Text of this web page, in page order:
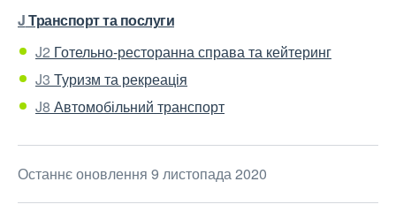
JТранспорт та послуги
J2 Готельно-ресторанна справа та кейтеринг
J3 Туризм та рекреація
J8 Автомобільний транспорт
Останнє оновлення 9 листопада 2020